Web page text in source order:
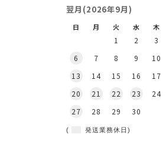
翌月(2026年9月)
日 月 火 水 木
1 2 3
6
7 8 9 10
13
14 15 16 17
20
21 22 23 24
27
28 29 30
( 発送業務休日)